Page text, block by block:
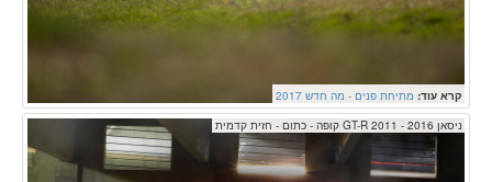
קרא עוד: מתיחת פנים - מה חדש 2017
ניסאן GT-R 2011 - 2016 קופה - כתום - חזית קדמית